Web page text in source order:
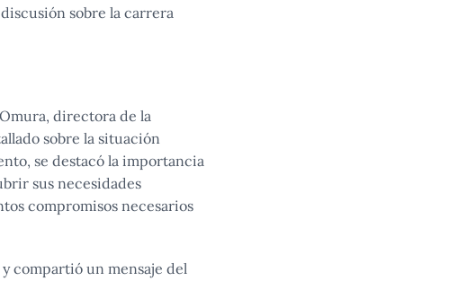
sobre la carrera
directora de la
sobre la situación
se destacó la importancia
sus necesidades
compromisos necesarios
y compartió un mensaje del